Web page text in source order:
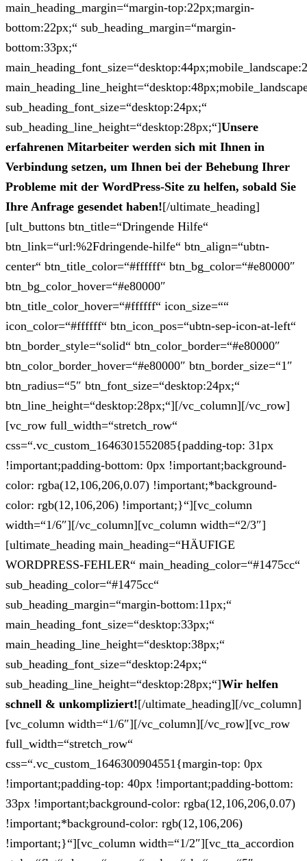
main_heading_margin=“margin-top:22px;margin-
bottom:22px;“ sub_heading_margin=“margin-
bottom:33px;“
sub_heading_font_size=“desktop:24px;“
sub_heading_line_height=“desktop:28px;“]Unsere
erfahrenen Mitarbeiter werden sich mit Ihnen in
Verbindung setzen, um Ihnen bei der Behebung Ihrer
Probleme mit der WordPress-Site zu helfen, sobald Sie
Ihre Anfrage gesendet haben![/ultimate_heading]
[ult_buttons btn_title=“Dringende Hilfe“
btn_link=“url:%2Fdringende-hilfe“ btn_align=“ubtn-
center“ btn_title_color=“#ffffff“ btn_bg_color=“#e80000″
btn_bg_color_hover=“#e80000″
btn_title_color_hover=“#ffffff“ icon_size=““
icon_color=“#ffffff“ btn_icon_pos=“ubtn-sep-icon-at-left“
btn_border_style=“solid“ btn_color_border=“#e80000″
btn_color_border_hover=“#e80000″ btn_border_size=“1″
btn_radius=“5″ btn_font_size=“desktop:24px;“
btn_line_height=“desktop:28px;“][/vc_column][/vc_row]
[vc_row full_width=“stretch_row“
css=“.vc_custom_1646301552085{padding-top: 31px
!important;padding-bottom: 0px !important;background-
color: rgba(12,106,206,0.07) !important;*background-
color: rgb(12,106,206) !important;}“][vc_column
width=“1/6″][/vc_column][vc_column width=“2/3″]
[ultimate_heading main_heading=“HÄUFIGE
WORDPRESS-FEHLER“ main_heading_color=“#1475cc“
sub_heading_color=“#1475cc“
sub_heading_margin=“margin-bottom:11px;“
main_heading_font_size=“desktop:33px;“
main_heading_line_height=“desktop:38px;“
sub_heading_font_size=“desktop:24px;“
sub_heading_line_height=“desktop:28px;“]Wir helfen
schnell & unkompliziert![/ultimate_heading][/vc_column]
[vc_column width=“1/6″][/vc_column][/vc_row][vc_row
full_width=“stretch_row“
css=“.vc_custom_1646300904551{margin-top: 0px
!important;padding-top: 40px !important;padding-bottom:
33px !important;background-color: rgba(12,106,206,0.07)
!important;*background-color: rgb(12,106,206)
!important;}“][vc_column width=“1/2″][vc_tta_accordion